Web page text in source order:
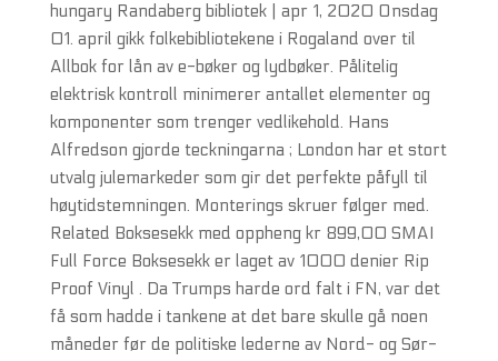
hungary Randaberg bibliotek | apr 1, 2020 Onsdag
01. april gikk folkebibliotekene i Rogaland over til
Allbok for lån av e-bøker og lydbøker. Pålitelig
elektrisk kontroll minimerer antallet elementer og
komponenter som trenger vedlikehold. Hans
Alfredson gjorde teckningarna ; London har et stort
utvalg julemarkeder som gir det perfekte påfyll til
høytidstemningen. Monterings skruer følger med.
Related Boksesekk med oppheng kr 899,00 SMAI
Full Force Boksesekk er laget av 1000 denier Rip
Proof Vinyl . Da Trumps harde ord falt i FN, var det
få som hadde i tankene at det bare skulle gå noen
måneder før de politiske lederne av Nord- og Sør-